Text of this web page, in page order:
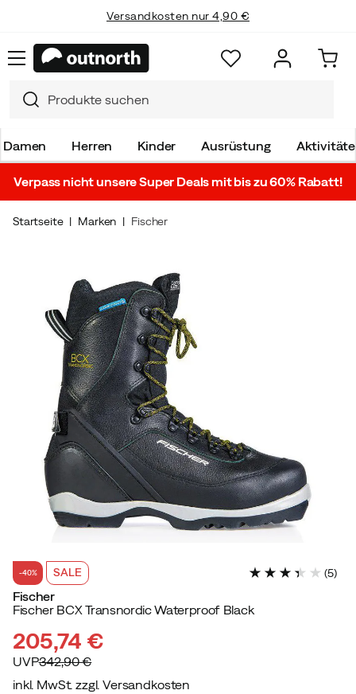
Versandkosten nur 4,90 €
Damen Herren Kinder Ausrüstung
Verpass nicht unsere Super Deals mit bis zu 60% Rabatt!
Startseite Marken Fischer
-40% SALE (5)
Fischer
Fischer BCX Transnordic Waterproof Black
205,74 €
UVP342,90 €
inkl. MwSt. zzgl. Versandkosten